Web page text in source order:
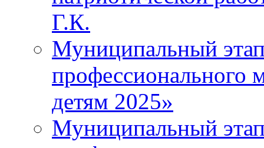
Г.К.
Муниципальный
профессионального
детям 2025»
Муниципальный